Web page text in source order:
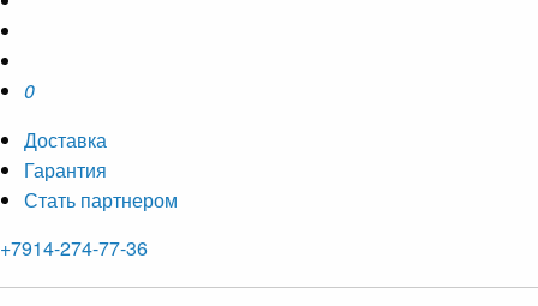
0
Доставка
Гарантия
Стать партнером
+7914-274-77-36